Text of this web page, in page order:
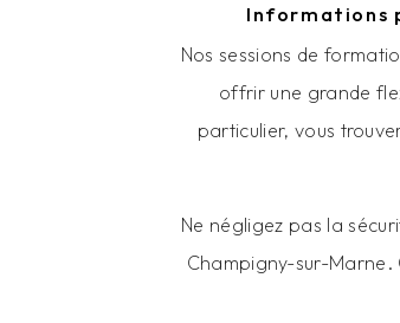
Informations
Nos sessions de
offrir une grande
particulier, vous
Ne négligez pas la
Champigny-sur-Marne.